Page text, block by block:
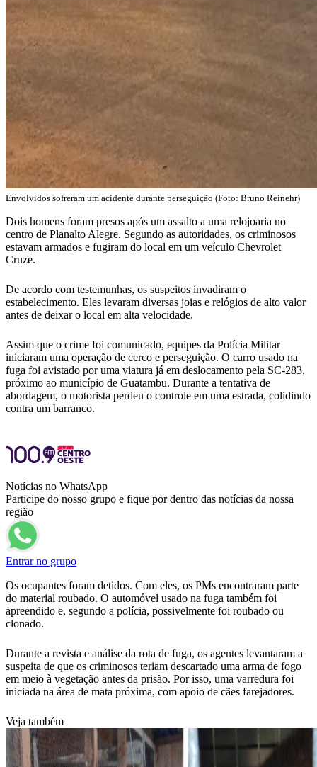
Envolvidos sofreram um acidente durante perseguição (Foto: Bruno Reinehr)
Dois homens foram presos após um assalto a uma relojoaria no
centro de Planalto Alegre. Segundo as autoridades, os criminosos
estavam armados e fugiram do local em um veículo Chevrolet
Cruze.
De acordo com testemunhas, os suspeitos invadiram o
estabelecimento. Eles levaram diversas joias e relógios de alto valor
antes de deixar o local em alta velocidade.
Assim que o crime foi comunicado, equipes da Polícia Militar
iniciaram uma operação de cerco e perseguição. O carro usado na
fuga foi avistado por uma viatura já em deslocamento pela SC-283,
próximo ao município de Guatambu. Durante a tentativa de
abordagem, o motorista perdeu o controle em uma estrada, colidindo
contra um barranco.
Notícias no WhatsApp
Participe do nosso grupo e fique por dentro das notícias da nossa
região
Entrar no grupo
Os ocupantes foram detidos. Com eles, os PMs encontraram parte
do material roubado. O automóvel usado na fuga também foi
apreendido e, segundo a polícia, possivelmente foi roubado ou
clonado.
Durante a revista e análise da rota de fuga, os agentes levantaram a
suspeita de que os criminosos teriam descartado uma arma de fogo
em meio à vegetação antes da prisão. Por isso, uma varredura foi
iniciada na área de mata próxima, com apoio de cães farejadores.
Veja também